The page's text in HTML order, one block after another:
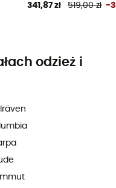
341,87 zł 519,00 zł -
odzież i